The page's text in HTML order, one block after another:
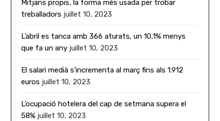
Mitjans propis, la forma més usada per trobar
treballadors juillet 10, 2023
L’abril es tanca amb 366 aturats, un 10,1% menys
que fa un any juillet 10, 2023
El salari medià s’incrementa al març fins als 1.912
euros juillet 10, 2023
L’ocupació hotelera del cap de setmana supera el
58% juillet 10, 2023